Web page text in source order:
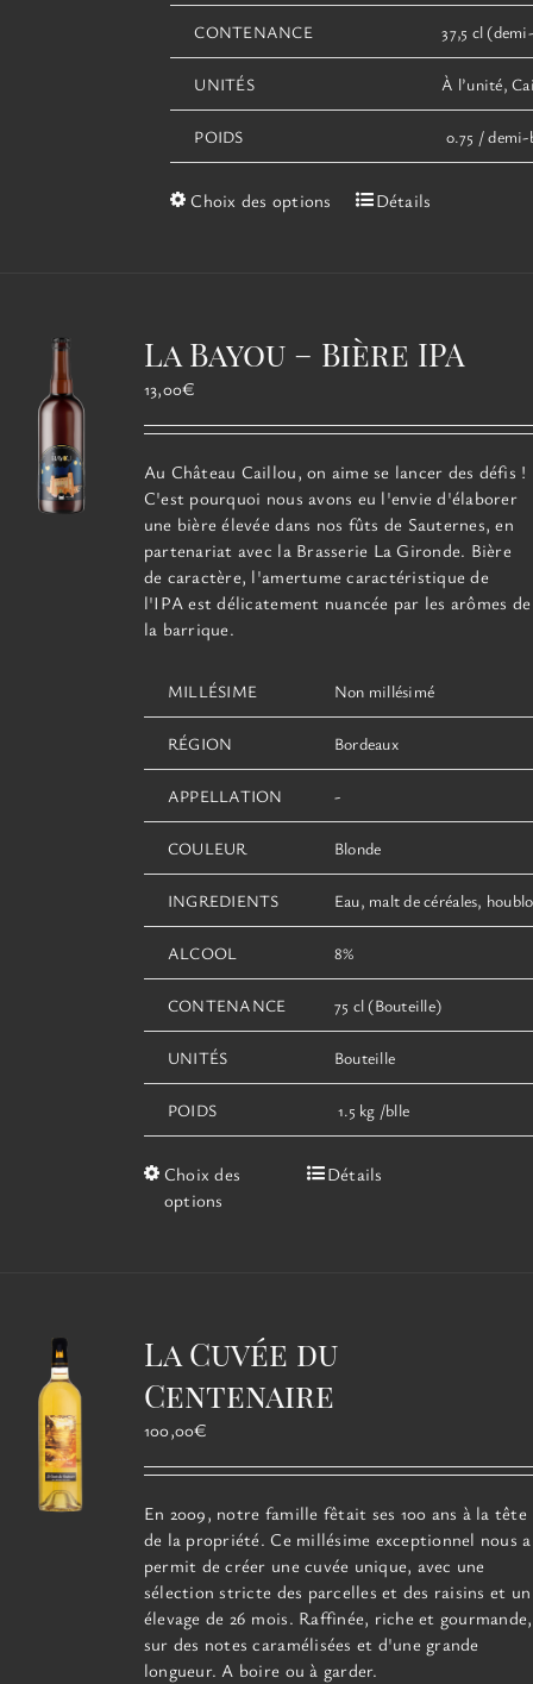
CONTENANCE 37,5 cl
UNITÉS À l’unité,
POIDS 0.75 /
Choix des options
Ce
options
choisies
page
du
produit
Détails
La Bayou – Bière IPA
13,00€
Au Château Caillou, on aime se lancer des défis !
C'est pourquoi nous avons eu l'envie d'élaborer
une bière élevée dans nos fûts de Sauternes, en
partenariat avec la Brasserie La Gironde. Bière
de caractère, l'amertume caractéristique de
l'IPA est délicatement nuancée par les arômes de
la barrique.
MILLÉSIME Non millésimé
RÉGION Bordeaux
APPELLATION -
COULEUR Blonde
INGREDIENTS Eau, malt de céréales,
ALCOOL 8%
CONTENANCE 75 cl (Bouteille)
UNITÉS Bouteille
POIDS 1.5 kg /blle
Choix des
options
Ce
peuvent
être
choisies
la
du
produit
Détails
La Cuvée du
Centenaire
100,00€
En 2009, notre famille fêtait ses 100 ans à la tête
de la propriété. Ce millésime exceptionnel nous a
permit de créer une cuvée unique, avec une
sélection stricte des parcelles et des raisins et un
élevage de 26 mois. Raffinée, riche et gourmande,
sur des notes caramélisées et d'une grande
longueur. A boire ou à garder.